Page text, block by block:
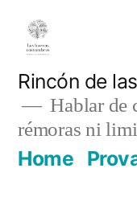
para
conteúdo
Rincón de
Hablar de
rémoras ni
Home